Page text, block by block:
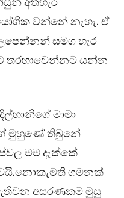
වන්නේ නැහැ. ඒ
සමග හැර
තරහාවෙන්නට යන්න
මාමා
මුහුණේ තිබුනේ
මම දැක්කේ
ගමනක්
අසරණකම මුසු